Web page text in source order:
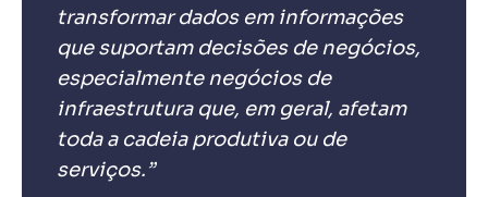
transformar dados em informações
que suportam decisões de negócios,
especialmente negócios de
infraestrutura que, em geral, afetam
toda a cadeia produtiva ou de
serviços.”